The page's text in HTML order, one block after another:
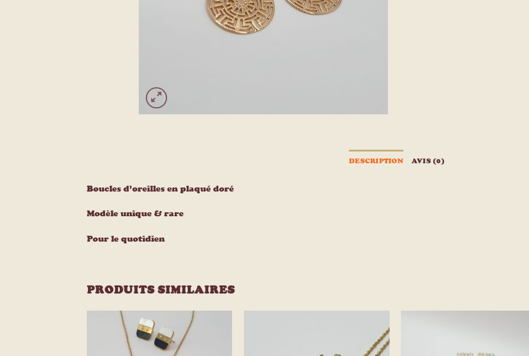
DESCRIPTION AVIS (0)
Boucles d’oreilles en plaqué doré
Modèle unique & rare
Pour le quotidien
PRODUITS SIMILAIRES
Ajouter
à la